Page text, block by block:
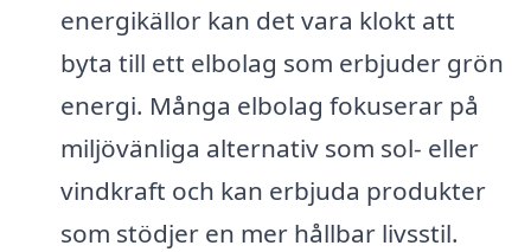
energikällor kan det vara klokt att
byta till ett elbolag som erbjuder grön
energi. Många elbolag fokuserar på
miljövänliga alternativ som sol- eller
vindkraft och kan erbjuda produkter
som stödjer en mer hållbar livsstil.